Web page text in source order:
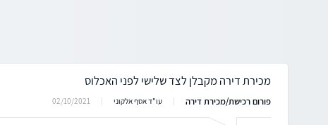
מכירת דירה מקבלן לצד שלישי לפני האכלוס
פורום רכישת/מכירת דירה עו"ד אסף אלקוני 02/10/2021